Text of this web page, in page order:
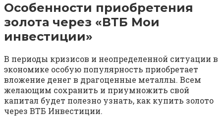
Особенности приобретения
золота через «ВТБ Мои
инвестиции»
В периоды кризисов и неопределенной ситуации в
экономике особую популярность приобретает
вложение денег в драгоценные металлы. Всем
желающим сохранить и приумножить свой
капитал будет полезно узнать, как купить золото
через ВТБ Инвестиции.